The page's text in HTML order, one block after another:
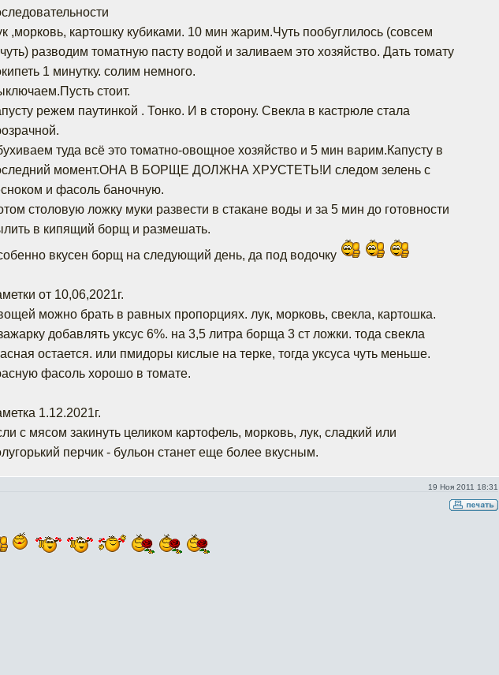
,морковь, картошку кубиками. 10 мин жарим.Чуть пообуглилось (совсем
разводим томатную пасту водой и заливаем это хозяйство. Дать томату
1 минутку. солим немного.
стоит.
режем паутинкой . Тонко. И в сторону. Свекла в кастрюле стала
туда всё это томатно-овощное хозяйство и 5 мин варим.Капусту в
момент.ОНА В БОРЩЕ ДОЛЖНА ХРУСТЕТЬ!И следом зелень с
и фасоль баночную.
столовую ложку муки развести в стакане воды и за 5 мин до готовности
в кипящий борщ и размешать.
вкусен борщ на следующий день, да под водочку
от 10,06,2021г.
можно брать в равных пропорциях. лук, морковь, свекла, картошка.
добавлять уксус 6%. на 3,5 литра борща 3 ст ложки. тода свекла
остается. или пмидоры кислые на терке, тогда уксуса чуть меньше.
фасоль хорошо в томате.
1.12.2021г.
с мясом закинуть целиком картофель, морковь, лук, сладкий или
перчик - бульон станет еще более вкусным.
19 Ноя 2011 18:31